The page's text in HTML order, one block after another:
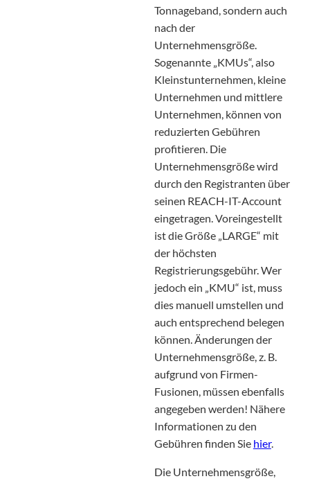
Tonnageband, sondern auch
nach der
Unternehmensgröße.
Sogenannte „KMUs“, also
Kleinstunternehmen, kleine
Unternehmen und mittlere
Unternehmen, können von
reduzierten Gebühren
profitieren. Die
Unternehmensgröße wird
durch den Registranten über
seinen REACH-IT-Account
eingetragen. Voreingestellt
ist die Größe „LARGE“ mit
der höchsten
Registrierungsgebühr. Wer
jedoch ein „KMU“ ist, muss
dies manuell umstellen und
auch entsprechend belegen
können. Änderungen der
Unternehmensgröße, z. B.
aufgrund von Firmen-
Fusionen, müssen ebenfalls
angegeben werden! Nähere
Informationen zu den
Gebühren finden Sie hier.
Die Unternehmensgröße,